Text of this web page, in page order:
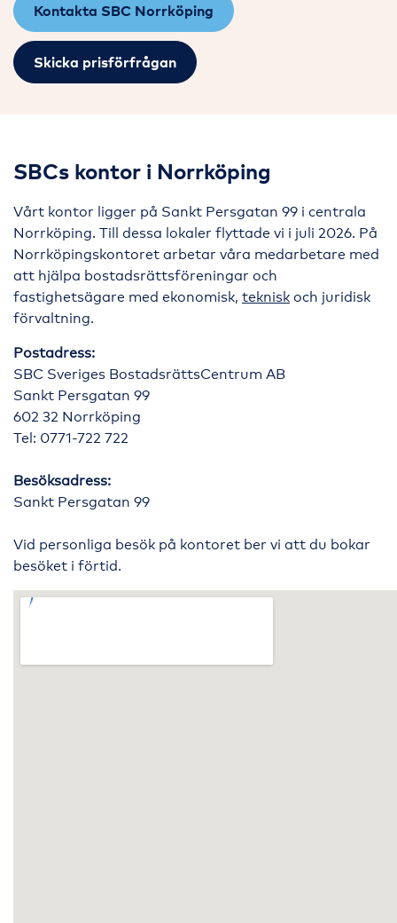
Kontakta SBC Norrköping
Skicka prisförfrågan
SBCs kontor i Norrköping
Vårt kontor ligger på Sankt Persgatan 99 i centrala
Norrköping. Till dessa lokaler flyttade vi i juli 2026. På
Norrköpingskontoret arbetar våra medarbetare med
att hjälpa bostadsrättsföreningar och
fastighetsägare med ekonomisk, teknisk och juridisk
förvaltning.
Postadress:
SBC Sveriges BostadsrättsCentrum AB
Sankt Persgatan 99
602 32 Norrköping
Tel: 0771-722 722
Besöksadress:
Sankt Persgatan 99
Vid personliga besök på kontoret ber vi att du bokar
besöket i förtid.